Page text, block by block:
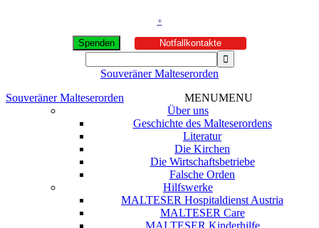
+
Spenden Notfallkontakte
Souveräner Malteserorden
Souveräner Malteserorden
MENUMENU
Über uns
Geschichte des Malteserordens
Literatur
Die Kirchen
Die Wirtschaftsbetriebe
Falsche Orden
Hilfswerke
MALTESER Hospitaldienst Austria
MALTESER Care
MALTESER Kinderhilfe